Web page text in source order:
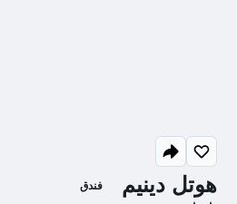
هوتل دينيم فندق